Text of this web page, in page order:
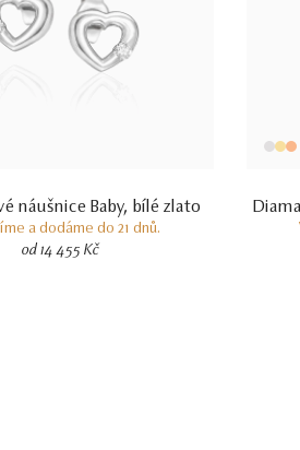
náušnice Baby, bílé zlato
a dodáme do 21 dnů.
od 14 455 Kč